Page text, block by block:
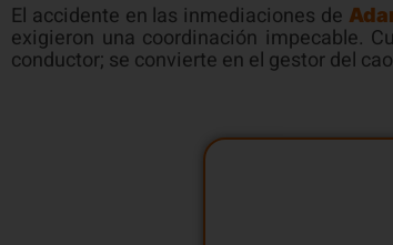
El accidente en las inmediaciones de
exigieron una coordinación impecable.
conductor; se convierte en el gestor del